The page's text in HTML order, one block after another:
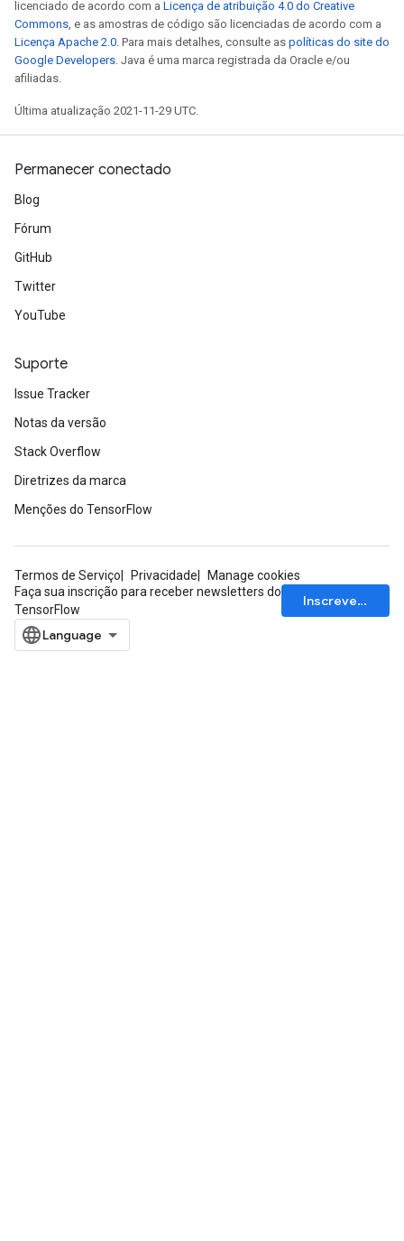
licenciado de acordo com a Licença de atribuição 4.0 do Creative
Commons, e as amostras de código são licenciadas de acordo com a
Licença Apache 2.0. Para mais detalhes, consulte as políticas do site do
Google Developers. Java é uma marca registrada da Oracle e/ou
afiliadas.
Última atualização 2021-11-29 UTC.
Permanecer conectado
Blog
Fórum
GitHub
Twitter
YouTube
Suporte
Issue Tracker
Notas da versão
Stack Overflow
Diretrizes da marca
Menções do TensorFlow
Termos de Serviço Privacidade
Manage cookies
Faça sua inscrição para receber newsletters do
TensorFlow
Inscrever-se